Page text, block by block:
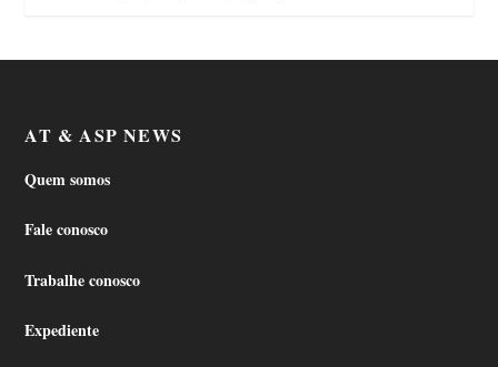
AT & ASP NEWS
Quem somos
Fale conosco
Trabalhe conosco
Expediente